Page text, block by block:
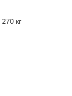
270 кг